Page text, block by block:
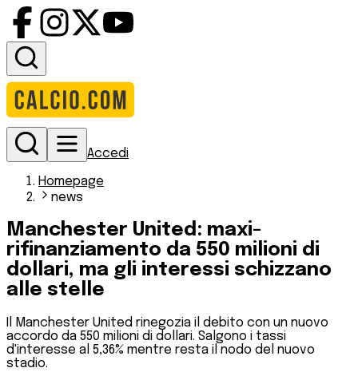
Accedi
Homepage
news
Manchester United: maxi-
rifinanziamento da 550 milioni di
dollari, ma gli interessi schizzano
alle stelle
Il Manchester United rinegozia il debito con un nuovo
accordo da 550 milioni di dollari. Salgono i tassi
d'interesse al 5,36% mentre resta il nodo del nuovo
stadio.